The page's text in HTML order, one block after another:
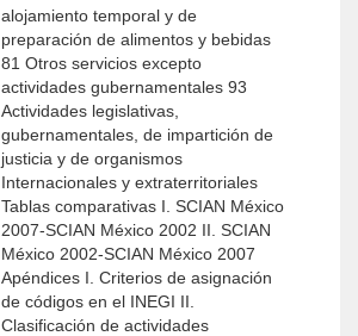
alojamiento temporal y de
preparación de alimentos y bebidas
81 Otros servicios excepto
actividades gubernamentales 93
Actividades legislativas,
gubernamentales, de impartición de
justicia y de organismos
Internacionales y extraterritoriales
Tablas comparativas I. SCIAN México
2007-SCIAN México 2002 II. SCIAN
México 2002-SCIAN México 2007
Apéndices I. Criterios de asignación
de códigos en el INEGI II.
Clasificación de actividades